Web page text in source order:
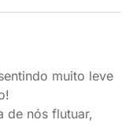
muito leve
de nós flutuar,